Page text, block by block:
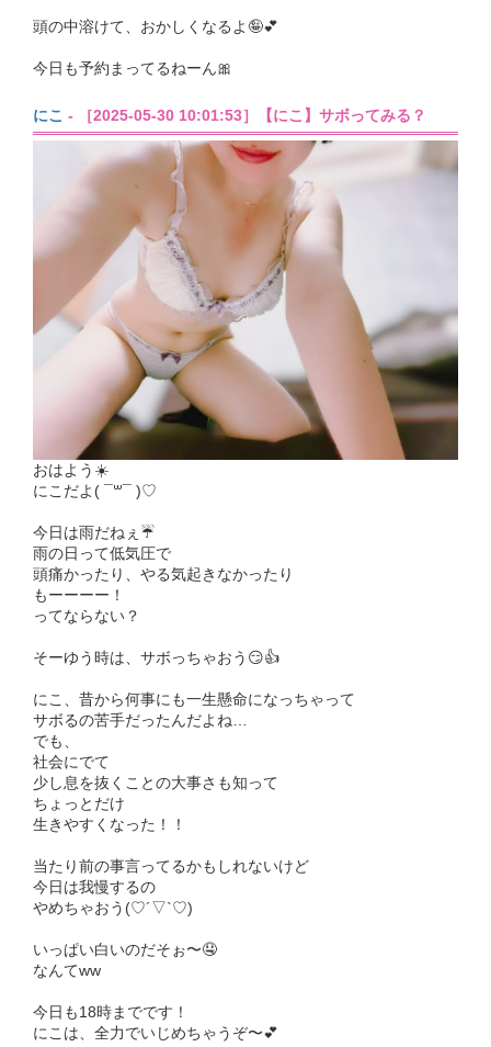
頭の中溶けて、おかしくなるよ🤪💕
今日も予約まってるねーん🎀
にこ - ［2025-05-30 10:01:53］【にこ】サボってみる？
おはよう☀️
にこだよ( ¯꒳¯ )♡
今日は雨だねぇ☔️
雨の日って低気圧で
頭痛かったり、やる気起きなかったり
もーーーー！
ってならない？
そーゆう時は、サボっちゃおう😏👍
にこ、昔から何事にも一生懸命になっちゃって
サボるの苦手だったんだよね…
でも、
社会にでて
少し息を抜くことの大事さも知って
ちょっとだけ
生きやすくなった！！
当たり前の事言ってるかもしれないけど
今日は我慢するの
やめちゃおう(♡´▽`♡)
いっぱい白いのだそぉ〜🤤
なんてww
今日も18時までです！
にこは、全力でいじめちゃうぞ〜💕